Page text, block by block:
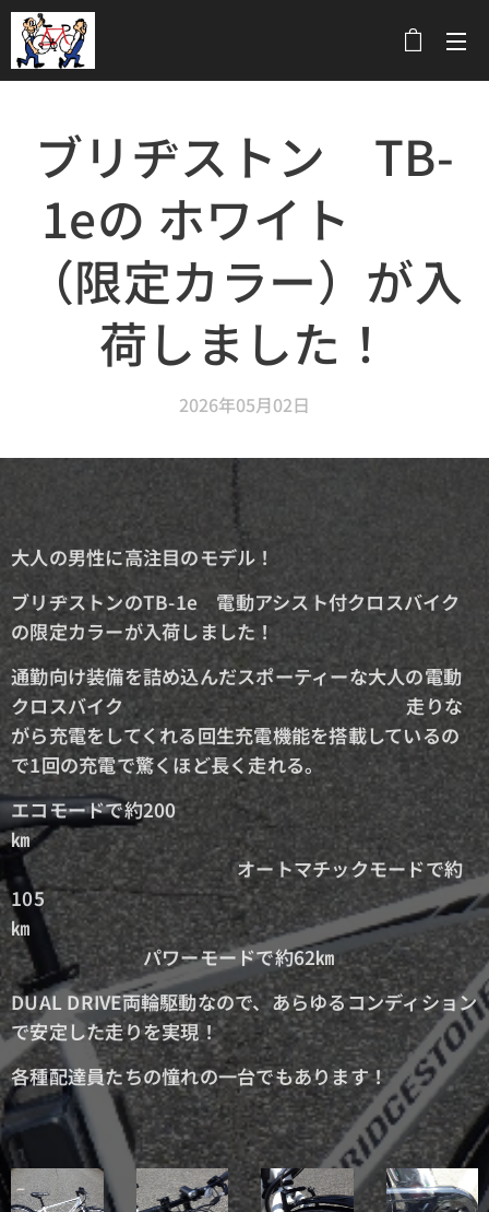
ブリヂストン TB-
1eの ホワイト
（限定カラー）が入
荷しました！
2026年05月02日
大人の男性に高注目のモデル！
ブリヂストンのTB-1e 電動アシスト付クロスバイク
の限定カラーが入荷しました！
通勤向け装備を詰め込んだスポーティーな大人の電動
クロスバイク 走りな
がら充電をしてくれる回生充電機能を搭載しているの
で1回の充電で驚くほど長く走れる。
エコモードで約200
㎞
オートマチックモードで約
105
㎞
パワーモードで約62㎞
DUAL DRIVE両輪駆動なので、あらゆるコンディション
で安定した走りを実現！
各種配達員たちの憧れの一台でもあります！